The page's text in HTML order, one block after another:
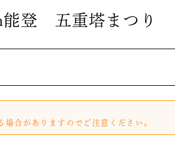
能登 五重塔まつり
合がありますのでご注意ください。